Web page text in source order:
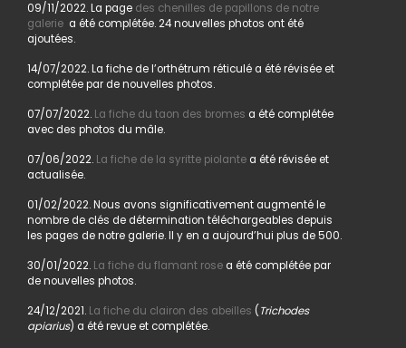
09/11/2022. La page des chenilles de papillons de notre
galerie a été complétée. 24 nouvelles photos ont été
ajoutées.
14/07/2022. La fiche de l’orthétrum réticulé a été révisée et
complétée par de nouvelles photos.
07/07/2022. La fiche du taon des bromes a été complétée
avec des photos du mâle.
07/06/2022. La fiche de la syritte piolantea été révisée et
actualisée.
01/02/2022. Nous avons significativement augmenté le
nombre de clés de détermination téléchargeables depuis
les pages de notre galerie. Il y en a aujourd’hui plus de 500.
30/01/2022. La fiche du flamant rosea été complétée par
de nouvelles photos.
24/12/2021. La fiche du clairon des abeilles ( Trichodes
apiarius) a été revue et complétée.